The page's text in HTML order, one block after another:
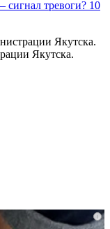
тревоги? 10
Якутска.
Якутска.
i